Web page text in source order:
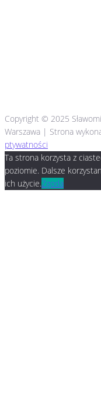
Copyright © 2025
Warszawa | Strona
ptywatności
Ta strona korzysta z
poziomie. Dalsze
ich użycie.Zgoda